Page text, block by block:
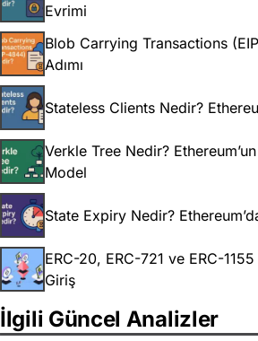
Evrimi
Blob Carrying Transactions
Adımı
Stateless Clients Nedir?
Verkle Tree Nedir?
Model
State Expiry Nedir?
ERC-20, ERC-721 ve ERC-
Giriş
İlgili Güncel Analizler